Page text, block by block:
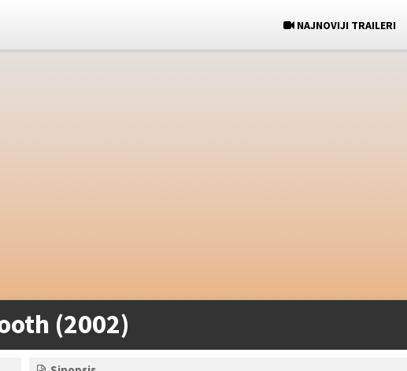
NAJNOVIJI TRAILERI
(2002)